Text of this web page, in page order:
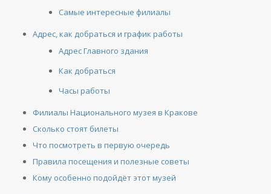
Самые интересные филиалы
Адрес, как добраться и график работы
Адрес Главного здания
Как добраться
Часы работы
Филиалы Национального музея в Кракове
Сколько стоят билеты
Что посмотреть в первую очередь
Правила посещения и полезные советы
Кому особенно подойдёт этот музей